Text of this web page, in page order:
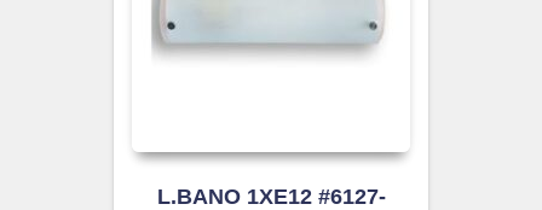
L.BANO 1XE12 #6127-